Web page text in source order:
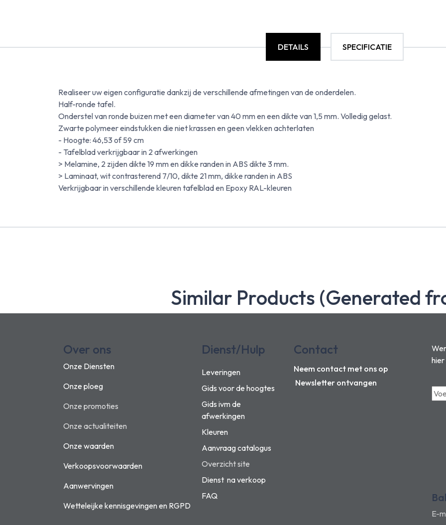
DETAILS SPECIFICATIE
Realiseer uw eigen configuratie dankzij de verschillende afmetingen van de onderdelen.
Half-ronde tafel.
Onderstel van ronde buizen met een diameter van 40 mm en een dikte van 1,5 mm. Volledig gelast.
Zwarte polymeer eindstukken die niet krassen en geen vlekken achterlaten
- Hoogte: 46,53 of 59 cm
- Tafelblad verkrijgbaar in 2 afwerkingen
> Melamine, 2 zijden dikte 19 mm en dikke randen in ABS dikte 3 mm.
> Laminaat, wit contrasterend 7/10, dikte 21 mm, dikke randen in ABS
Verkrijgbaar in verschillende kleuren tafelblad en Epoxy RAL-kleuren
Similar Products (Generated
Over ons
Onze Diensten
Onze ploeg
Onze promoties
Onze actualiteiten
Onze waarden
Verkoopsvoorwaarden
Aanwervingen
Wetteleijke kennisgevingen en RGPD
Dienst/Hulp
Leveringen
Gids voor de hoogtes
Gids ivm de
afwerkingen
Kleuren
Aanvraag catalogus
Overzicht site
Dienst na verkoop
FAQ
hier
E-
Contact
Neem contact met ons op
Newsletter ontvangen